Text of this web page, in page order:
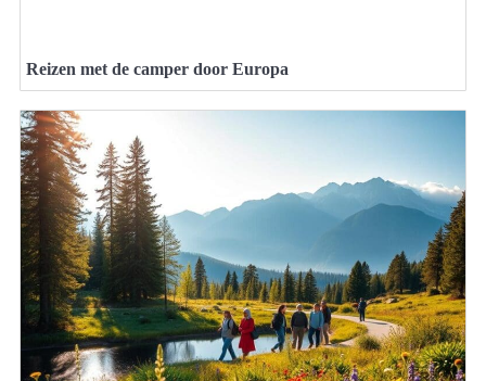
Reizen met de camper door Europa